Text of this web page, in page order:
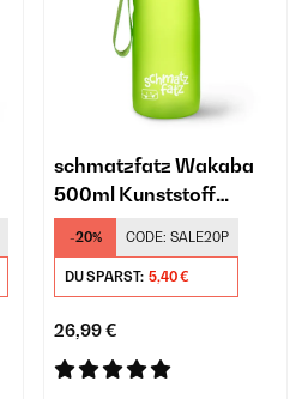
schmatzfatz Wakaba
500ml Kunststoff
Trinkflasche Kinder
Grün
-20% CODE: SALE20P
DU SPARST: 5,40 €
26,99 €